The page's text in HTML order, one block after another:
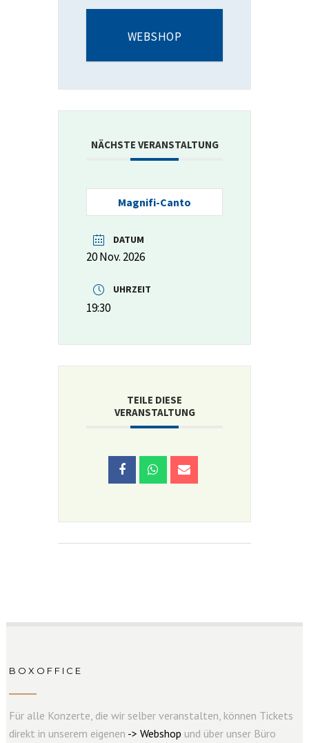
WEBSHOP
NÄCHSTE VERANSTALTUNG
Magnifi-Canto
DATUM
20 Nov. 2026
UHRZEIT
19:30
TEILE DIESE
VERANSTALTUNG
BOXOFFICE
Für alle Konzerte, die wir selber veranstalten, können Tickets
direkt in unserem eigenen ->Webshop und über unser Büro